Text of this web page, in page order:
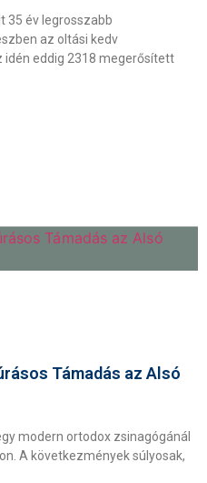
35 év legrosszabb
az oltási kedv
idén eddig 2318 megerősített
Támadás az Alsó
modern ortodox zsinagógánál
A következmények súlyosak,